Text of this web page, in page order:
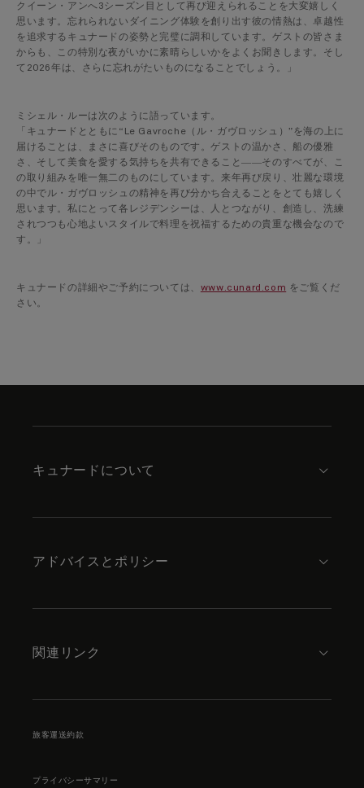
クイーン・アンへ3シーズン目として再び迎えられることを大変嬉しく
思います。忘れられないダイニング体験を創り出す彼の情熱は、卓越性
を追求するキュナードの姿勢と完璧に調和しています。ゲストの皆さま
からも、この特別な夜がいかに素晴らしいかをよくお聞きします。そし
て2026年は、さらに忘れがたいものになることでしょう。」
ミシェル・ルーは次のように語っています。
「キュナードとともに“Le Gavroche（ル・ガヴロッシュ）”を海の上に
届けることは、まさに喜びそのものです。ゲストの温かさ、船の優雅
さ、そして美食を愛する気持ちを共有できること――そのすべてが、こ
の取り組みを唯一無二のものにしています。来年再び戻り、壮麗な環境
の中でル・ガヴロッシュの精神を再び分かち合えることをとても嬉しく
思います。私にとって各レジデンシーは、人とつながり、創造し、洗練
されつつも心地よいスタイルで料理を祝福するための貴重な機会なので
す。」
キュナードの詳細やご予約については、 www.cunard.com をご覧くだ
さい。
キュナードについて
アドバイスとポリシー
関連リンク
旅客運送約款
プライバシーサマリー